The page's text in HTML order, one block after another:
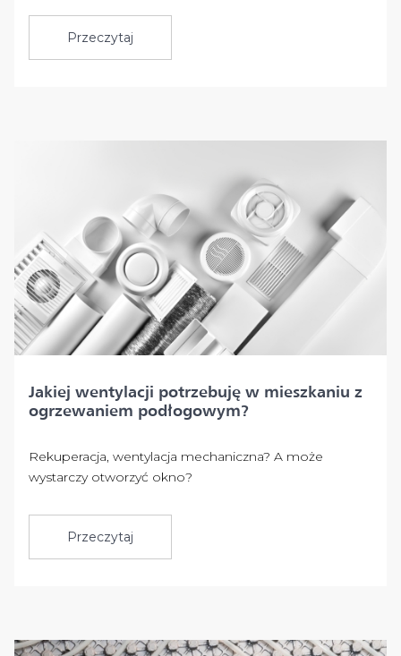
Przeczytaj
Jakiej wentylacji potrzebuję w mieszkaniu z
ogrzewaniem podłogowym?
Rekuperacja, wentylacja mechaniczna? A może
wystarczy otworzyć okno?
Przeczytaj